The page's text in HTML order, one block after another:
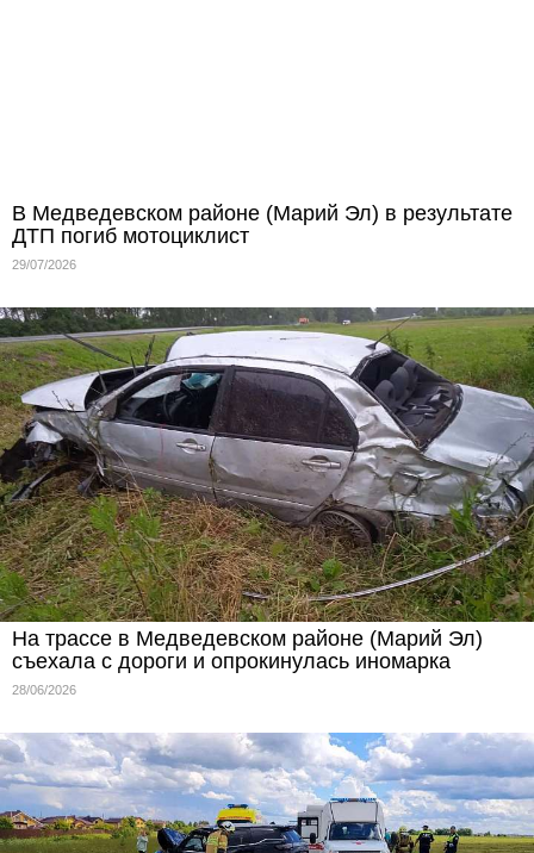
В Медведевском районе (Марий Эл) в результате
ДТП погиб мотоциклист
29/07/2026
На трассе в Медведевском районе (Марий Эл)
съехала с дороги и опрокинулась иномарка
28/06/2026